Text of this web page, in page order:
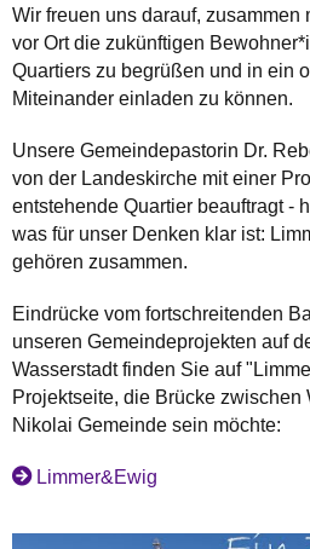
Wir freuen uns darauf, zusammen
vor Ort die zukünftigen
Quartiers zu begrüßen und in ein
Miteinander einladen zu können.
Unsere Gemeindepastorin Dr.
von der Landeskirche mit einer
entstehende Quartier beauftragt -
was für unser Denken klar ist:
gehören zusammen.
Eindrücke vom fortschreitenden
unseren Gemeindeprojekten auf
Wasserstadt finden Sie auf
Projektseite, die Brücke zwischen
Nikolai Gemeinde sein möchte:
Limmer&Ewig